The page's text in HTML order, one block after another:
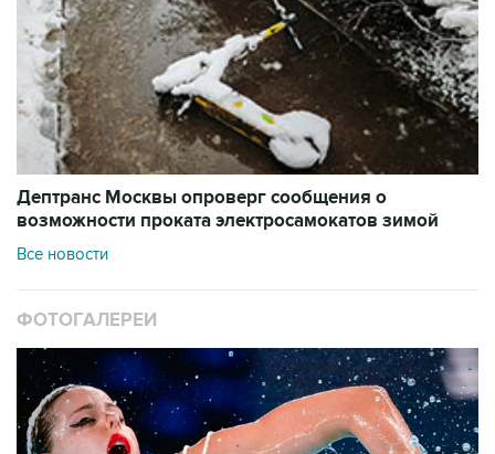
Дептранс Москвы опроверг сообщения о
возможности проката электросамокатов зимой
Все новости
ФОТОГАЛЕРЕИ